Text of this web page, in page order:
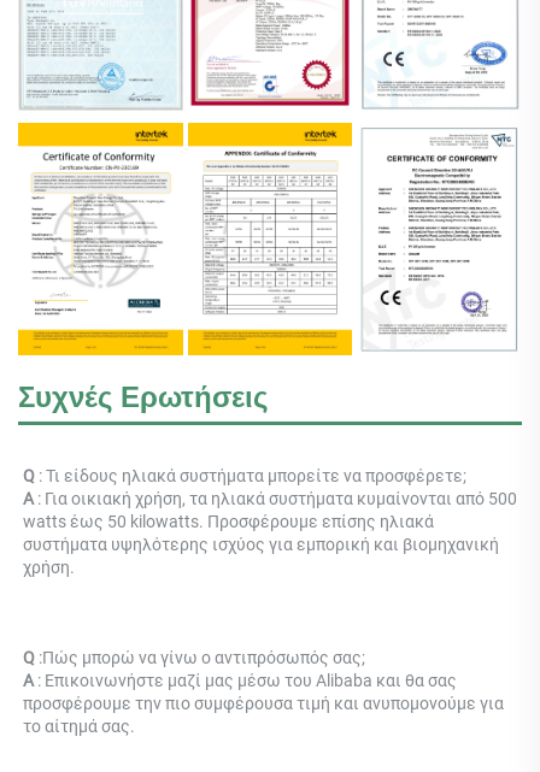
Συχνές Ερωτήσεις
Q : Τι είδους ηλιακά συστήματα μπορείτε να προσφέρετε;
Α : Για οικιακή χρήση, τα ηλιακά συστήματα κυμαίνονται από 500
watts έως 50 kilowatts. Προσφέρουμε επίσης ηλιακά
συστήματα υψηλότερης ισχύος για εμπορική και βιομηχανική
χρήση.
Q :Πώς μπορώ να γίνω ο αντιπρόσωπός σας;
Α : Επικοινωνήστε μαζί μας μέσω του Alibaba και θα σας
προσφέρουμε την πιο συμφέρουσα τιμή και ανυπομονούμε για
το αίτημά σας.